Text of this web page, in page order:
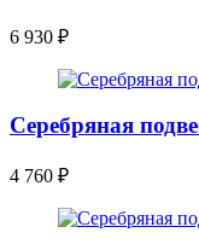
6 930 ₽
Серебряная
4 760 ₽